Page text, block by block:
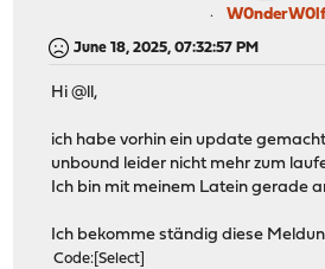
W0nderW0lf
June 18, 2025, 07:32:57 PM
Hi @ll,
ich habe vorhin ein update
unbound leider nicht mehr zum
Ich bin mit meinem Latein gerade
Ich bekomme ständig diese
Code Select